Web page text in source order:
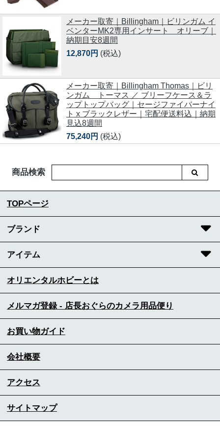
メーカー取寄｜Billingham｜ビリンガム イ
ベンターMK2専用インサート オリーブ｜
納期目安8週間
12,870円 (税込)
メーカー取寄｜Billingham Thomas｜ビリ
ンガム トーマス ／ ブリーフケース＆ラ
ップトップバッグ｜セージファイバーナイ
ト x ブラックレザー｜宅配便送料込｜納期
見込8週間
75,240円 (税込)
商品検索
TOPページ
ブランド
アイテム
オリエンタルホビーとは
メルマガ登録 - 店長おぐらのカメラ用品便り
お買い物ガイド
会社概要
アクセス
サイトマップ